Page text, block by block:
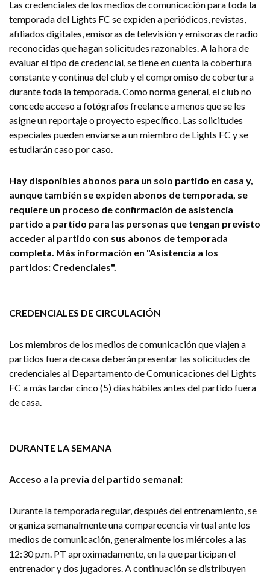
Las credenciales de los medios de comunicación para toda la
temporada del Lights FC se expiden a periódicos, revistas,
afiliados digitales, emisoras de televisión y emisoras de radio
reconocidas que hagan solicitudes razonables. A la hora de
evaluar el tipo de credencial, se tiene en cuenta la cobertura
constante y continua del club y el compromiso de cobertura
durante toda la temporada. Como norma general, el club no
concede acceso a fotógrafos freelance a menos que se les
asigne un reportaje o proyecto específico. Las solicitudes
especiales pueden enviarse a un miembro de Lights FC y se
estudiarán caso por caso.
Hay disponibles abonos para un solo partido en casa y,
aunque también se expiden abonos de temporada, se
requiere un proceso de confirmación de asistencia
partido a partido para las personas que tengan previsto
acceder al partido con sus abonos de temporada
completa. Más información en "Asistencia a los
partidos: Credenciales".
CREDENCIALES DE CIRCULACIÓN
Los miembros de los medios de comunicación que viajen a
partidos fuera de casa deberán presentar las solicitudes de
credenciales al Departamento de Comunicaciones del Lights
FC a más tardar cinco (5) días hábiles antes del partido fuera
de casa.
DURANTE LA SEMANA
Acceso a la previa del partido semanal:
Durante la temporada regular, después del entrenamiento, se
organiza semanalmente una comparecencia virtual ante los
medios de comunicación, generalmente los miércoles a las
12:30 p.m. PT aproximadamente, en la que participan el
entrenador y dos jugadores. A continuación se distribuyen